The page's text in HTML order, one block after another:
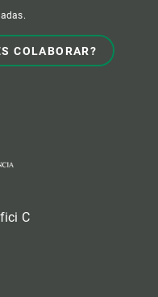
COLABORAR?
C